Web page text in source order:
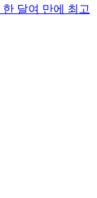
달여 만에 최고